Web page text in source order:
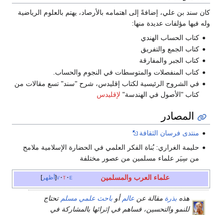
كان سند بن علي، إضافةً إلى اهتمامه بالأرصاد، يهتم بالعلوم الرياضية
وله فيها مؤلفات عديدة منها:
كتاب الحساب الهندي
كتاب الجمع والتفريق
كتاب الجبر والمفارقة
كتاب المنفصلات والمتوسطات في النجوم والحساب.
في الشروح الرئيسية لكتاب إقليدس، شرح "سند" تسع مقالات من
كتاب "الأصول في الهندسة" لإقليدس
المصادر
منتدى فرسان الثقافة
حليمة الغراري: بُناة الفكر العلمي في الحضارة الإسلامية ملامح
من سِيَر علماء مسلمين من عصور مختلفة
أظهر v t e علماء العرب والمسلمين
هذه بذرة مقالة عن عالم أو باحث علمي مسلم تحتاج
للنمو والتحسين، فساهم في إثرائها بالمشاركة في